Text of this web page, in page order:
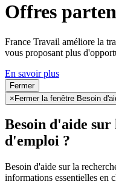
Offres
France Travail améliore la
vous proposant plus
En savoir plus
Fermer
×Fermer la fenêtre Besoin
Besoin d'aide
d'emploi ?
Besoin d'aide sur la
informations essentielles en